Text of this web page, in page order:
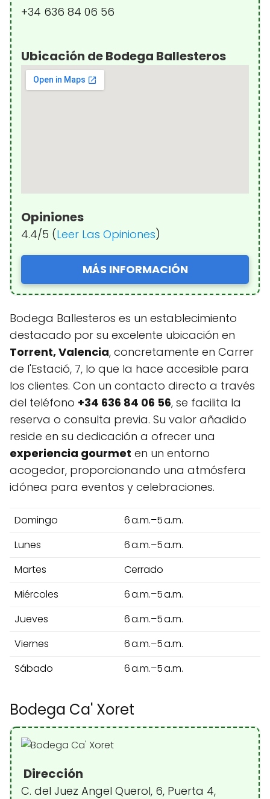
+34 636 84 06 56
Ubicación de Bodega Ballesteros
Opiniones
4.4/5 (Leer Las Opiniones)
MÁS INFORMACIÓN
Bodega Ballesteros es un establecimiento
destacado por su excelente ubicación en
Torrent, Valencia, concretamente en Carrer
de l'Estació, 7, lo que la hace accesible para
los clientes. Con un contacto directo a través
del teléfono +34 636 84 06 56, se facilita la
reserva o consulta previa. Su valor añadido
reside en su dedicación a ofrecer una
experiencia gourmet en un entorno
acogedor, proporcionando una atmósfera
idónea para eventos y celebraciones.
Domingo
6 a.m.–5 a.m.
Lunes
6 a.m.–5 a.m.
Martes
Cerrado
Miércoles
6 a.m.–5 a.m.
Jueves
6 a.m.–5 a.m.
Viernes
6 a.m.–5 a.m.
Sábado
6 a.m.–5 a.m.
Bodega Ca' Xoret
Dirección
C. del Juez Angel Querol, 6, Puerta 4,